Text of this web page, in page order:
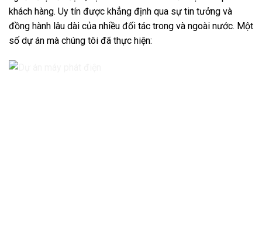
khách hàng. Uy tín được khẳng định qua sự tin tưởng và
đồng hành lâu dài của nhiều đối tác trong và ngoài nước. Một
số dự án mà chúng tôi đã thực hiện: